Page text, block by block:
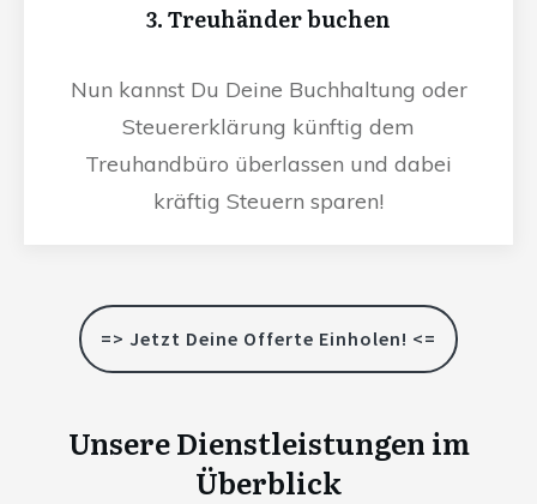
3. Treuhänder buchen
Nun kannst Du Deine Buchhaltung oder
Steuererklärung künftig dem
Treuhandbüro überlassen und dabei
kräftig Steuern sparen!
=> Jetzt Deine Offerte Einholen! <=
Unsere Dienstleistungen im
Überblick